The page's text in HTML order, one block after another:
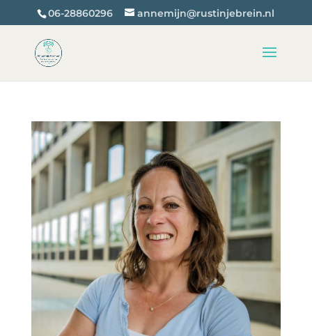
06-28860296 annemijn@rustinjebrein.nl